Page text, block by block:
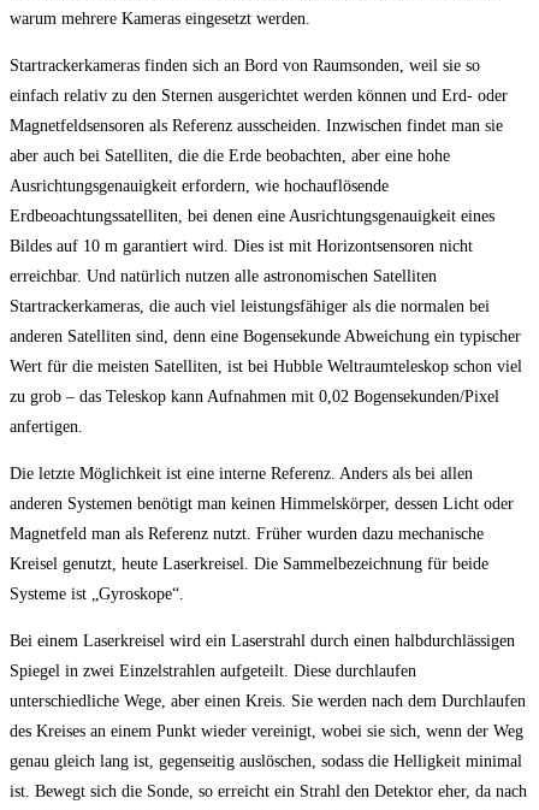
warum mehrere Kameras eingesetzt werden.
Startrackerkameras finden sich an Bord von Raumsonden, weil sie so
einfach relativ zu den Sternen ausgerichtet werden können und Erd- oder
Magnetfeldsensoren als Referenz ausscheiden. Inzwischen findet man sie
aber auch bei Satelliten, die die Erde beobachten, aber eine hohe
Ausrichtungsgenauigkeit erfordern, wie hochauflösende
Erdbeoachtungssatelliten, bei denen eine Ausrichtungsgenauigkeit eines
Bildes auf 10 m garantiert wird. Dies ist mit Horizontsensoren nicht
erreichbar. Und natürlich nutzen alle astronomischen Satelliten
Startrackerkameras, die auch viel leistungsfähiger als die normalen bei
anderen Satelliten sind, denn eine Bogensekunde Abweichung ein typischer
Wert für die meisten Satelliten, ist bei Hubble Weltraumteleskop schon viel
zu grob – das Teleskop kann Aufnahmen mit 0,02 Bogensekunden/Pixel
anfertigen.
Die letzte Möglichkeit ist eine interne Referenz. Anders als bei allen
anderen Systemen benötigt man keinen Himmelskörper, dessen Licht oder
Magnetfeld man als Referenz nutzt. Früher wurden dazu mechanische
Kreisel genutzt, heute Laserkreisel. Die Sammelbezeichnung für beide
Systeme ist „Gyroskope“.
Bei einem Laserkreisel wird ein Laserstrahl durch einen halbdurchlässigen
Spiegel in zwei Einzelstrahlen aufgeteilt. Diese durchlaufen
unterschiedliche Wege, aber einen Kreis. Sie werden nach dem Durchlaufen
des Kreises an einem Punkt wieder vereinigt, wobei sie sich, wenn der Weg
genau gleich lang ist, gegenseitig auslöschen, sodass die Helligkeit minimal
ist. Bewegt sich die Sonde, so erreicht ein Strahl den Detektor eher, da nach